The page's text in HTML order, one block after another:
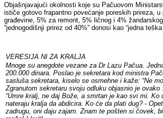
Objašnjavajući okolnosti koje su Pačuovom
ističe gotovo frapantno povećanje poreskih prireza,
građevine, 5% za remont, 5% ličnog i 4%
“jednogodišnji prirez od 40%” donosi kao “jedna
VERESIJA NI ZA KRALJA
Mnoge su anegdote vezane za Dr Lazu Pačua.
200.000 dinara. Poslao je sekretara kod ministra
sasluša sekretara, kiselo se osmehne i kaže: “Ne
Zgranutom sekretaru svoju odluku objasnio je ovako :
“Umre kralj, ne daj Bože, a smrtan je kao svi mi.
nateraju kralja da abdicira. Ko će da plati dug? -
zadrugu, oni daju zajam. Znam te pošten si čovek,